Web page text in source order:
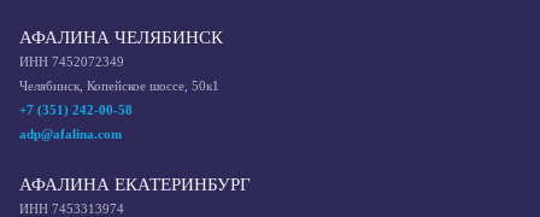
АФАЛИНА ЧЕЛЯБИНСК
ИНН 7452072349
Челябинск, Копейское шоссе, 50к1
+7 (351) 242-00-58
adp@afalina.com
АФАЛИНА ЕКАТЕРИНБУРГ
ИНН 7453313974